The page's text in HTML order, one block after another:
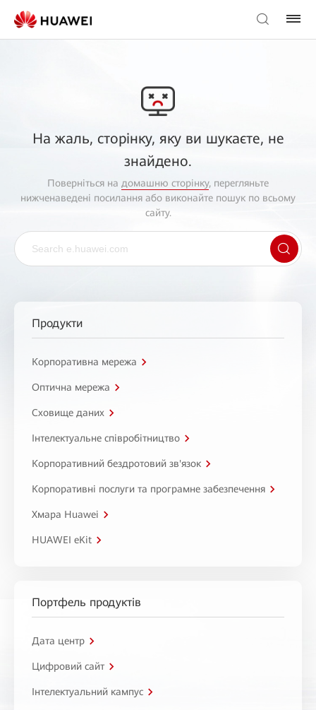
На жаль, сторінку, яку ви шукаєте, не
знайдено.
Поверніться на домашню сторінку, перегляньте
нижченаведені посилання або виконайте пошук по всьому
сайту.
Продукти
Корпоративна мережа
Оптична мережа
Сховище даних
Інтелектуальне співробітництво
Корпоративний бездротовий зв'язок
Корпоративні послуги та програмне забезпечення
Хмара Huawei
HUAWEI eKit
Портфель продуктів
Дата центр
Цифровий сайт
Інтелектуальний кампус